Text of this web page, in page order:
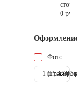
0 руб.
Фото
1 шт.4.900